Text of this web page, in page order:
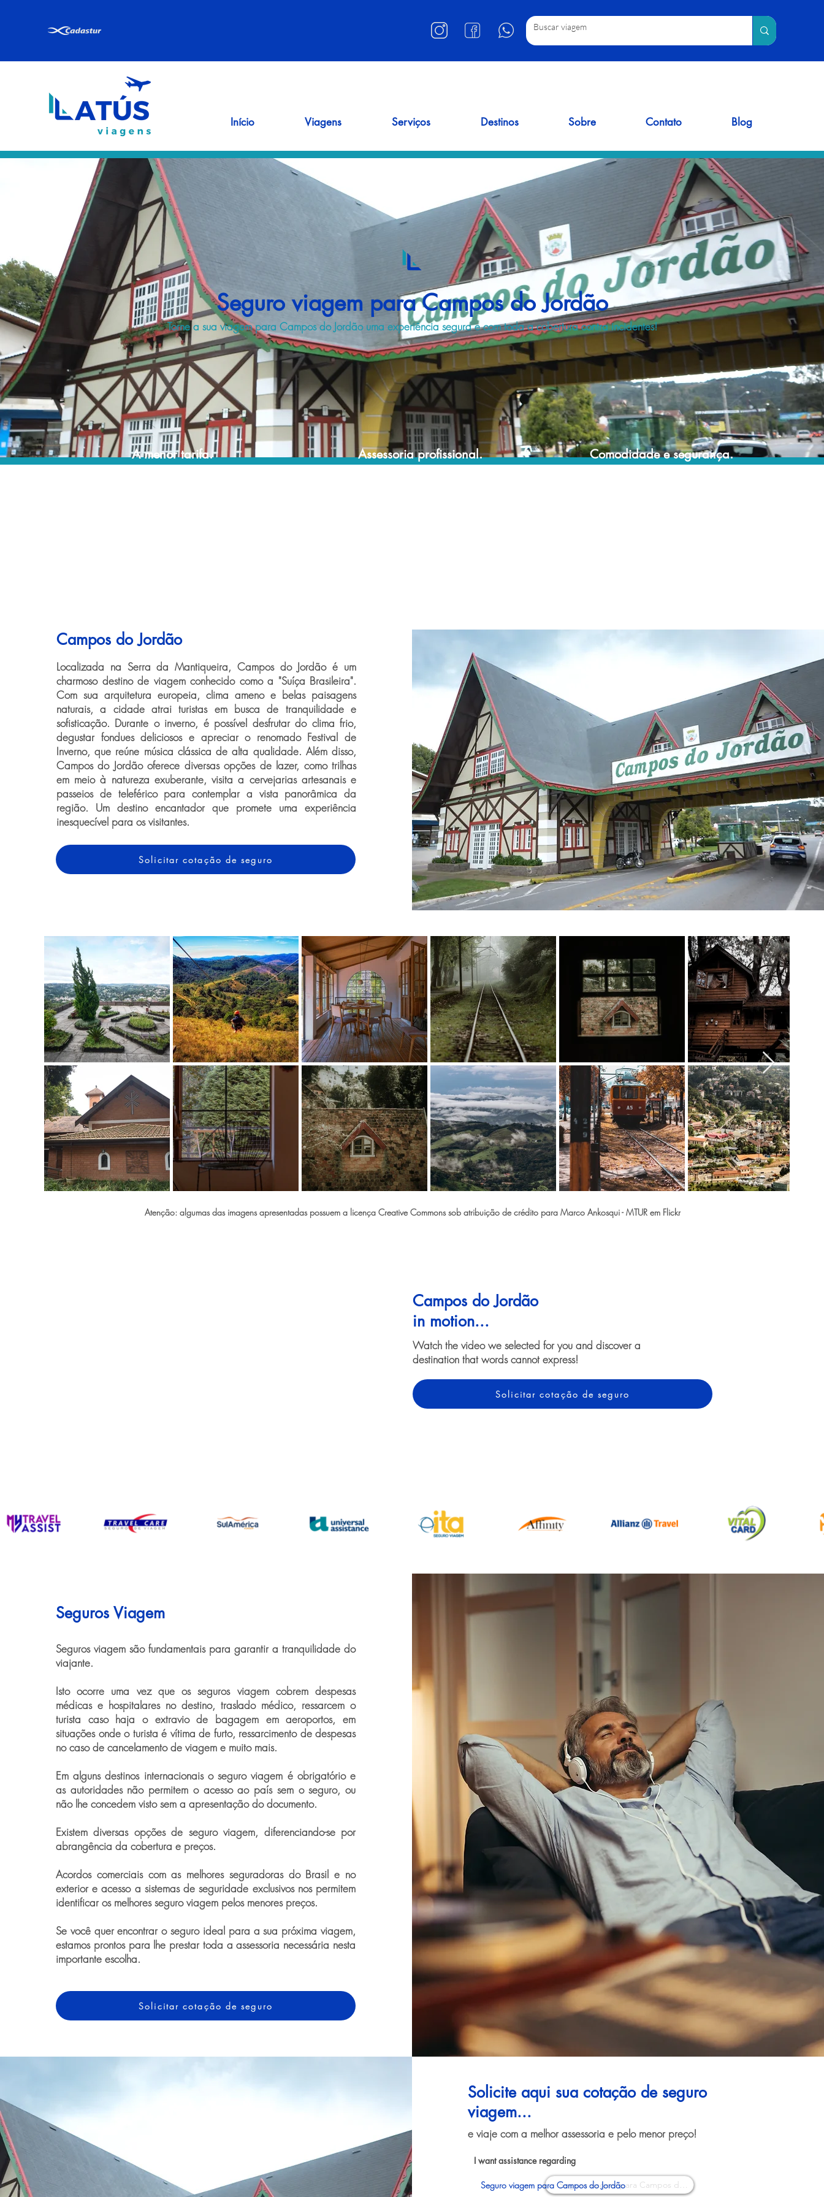
Início Viagens Serviços Destinos Sobre Contato Blog
Seguro viagem para Campos do Jordão
Torne a sua viagem para Campos do Jordão uma experiência segura e com toda a cobertura contra incidentes!
A menor tarifa. Assessoria profissional. Comodidade e segurança.
Campos do Jordão
Localizada na Serra da Mantiqueira, Campos do Jordão é um
charmoso destino de viagem conhecido como a "Suíça Brasileira".
Com sua arquitetura europeia, clima ameno e belas paisagens
naturais, a cidade atrai turistas em busca de tranquilidade e
sofisticação. Durante o inverno, é possível desfrutar do clima frio,
degustar fondues deliciosos e apreciar o renomado Festival de
Inverno, que reúne música clássica de alta qualidade. Além disso,
Campos do Jordão oferece diversas opções de lazer, como trilhas
em meio à natureza exuberante, visita a cervejarias artesanais e
passeios de teleférico para contemplar a vista panorâmica da
região. Um destino encantador que promete uma experiência
inesquecível para os visitantes.
Solicitar cotação de seguro
Atenção: algumas das imagens apresentadas possuem a licença Creative Commons sob atribuição de crédito para Marco Ankosqui - MTUR em Flickr
Campos do Jordão
in motion...
Watch the video we selected for you and discover a
destination that words cannot express!
Solicitar cotação de seguro
Seguros Viagem
Seguros viagem são fundamentais para garantir a tranquilidade do
viajante.
Isto ocorre uma vez que os seguros viagem cobrem despesas
médicas e hospitalares no destino, traslado médico, ressarcem o
turista caso haja o extravio de bagagem em aeroportos, em
situações onde o turista é vítima de furto, ressarcimento de despesas
no caso de cancelamento de viagem e muito mais.
Em alguns destinos internacionais o seguro viagem é obrigatório e
as autoridades não permitem o acesso ao país sem o seguro, ou
não lhe concedem visto sem a apresentação do documento.
Existem diversas opções de seguro viagem, diferenciando-se por
abrangência da cobertura e preços.
Acordos comerciais com as melhores seguradoras do Brasil e no
exterior e acesso a sistemas de seguridade exclusivos nos permitem
identificar os melhores seguro viagem pelos menores preços.
Se você quer encontrar o seguro ideal para a sua próxima viagem,
estamos prontos para lhe prestar toda a assessoria necessária nesta
importante escolha.
Solicitar cotação de seguro
Solicite aqui sua cotação de seguro
viagem...
e viaje com a melhor assessoria e pelo menor preço!
I want assistance regarding
Seguro viagem para Campos do Jordão